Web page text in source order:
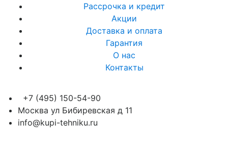
Рассрочка и кредит
Акции
Доставка и оплата
Гарантия
О нас
Контакты
+7 (495) 150-54-90
Москва ул Бибиревская д 11
info@kupi-tehniku.ru